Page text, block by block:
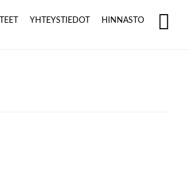
YHTEYSTIEDOT HINNASTO